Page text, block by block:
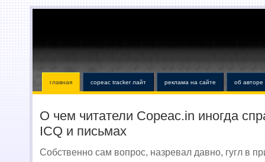
главная copeac tracker лайт реклама на сайте об авторе
О чем читатели Copeac.in иногда
ICQ и письмах
Собственно сам вопрос, назревал давно, гугл в